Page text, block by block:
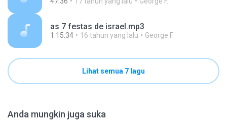
as 7 festas de israel.mp3
1:15:34 16 tahun yang lalu George F.
Lihat semua 7 lagu
Anda mungkin juga suka